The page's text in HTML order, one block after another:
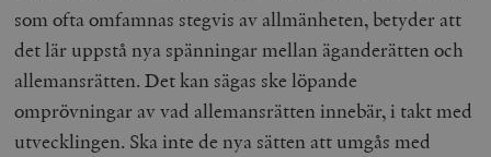
som ofta omfamnas stegvis av allmänheten, betyder att
det lär uppstå nya spänningar mellan äganderätten och
allemansrätten. Det kan sägas ske löpande
omprövningar av vad allemansrätten innebär, i takt med
utvecklingen. Ska inte de nya sätten att umgås med